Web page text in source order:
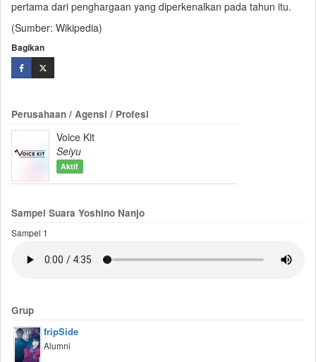
pertama dari penghargaan yang diperkenalkan pada tahun itu.
(Sumber: Wikipedia)
Bagikan
Perusahaan / Agensi / Profesi
Voice Kit
Seiyu
Aktif
Sampel Suara Yoshino Nanjo
Sampel 1
Grup
fripSide
Alumni